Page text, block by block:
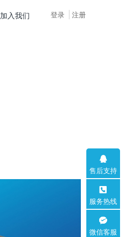
登录 注册
加入我们
售后支持
服务热线
微信客服